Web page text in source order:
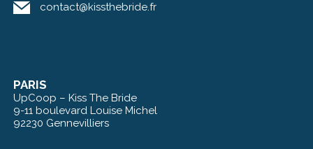
contact@kissthebride.fr
PARIS
UpCoop – Kiss The Bride
9-11 boulevard Louise Michel
92230 Gennevilliers